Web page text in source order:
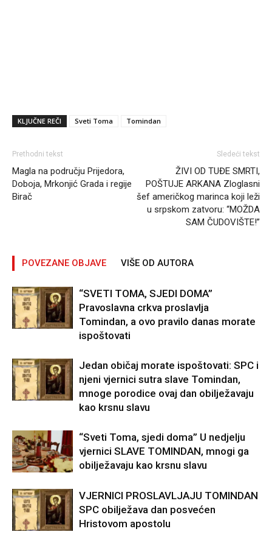
KLJUČNE REČI Sveti Toma Tomindan
Prethodni tekst
Magla na području Prijedora,
Doboja, Mrkonjić Grada i regije
Birač
Sledeći tekst
ŽIVI OD TUĐE SMRTI,
POŠTUJE ARKANA Zloglasni
šef američkog marinca koji leži
u srpskom zatvoru: “MOŽDA
SAM ČUDOVIŠTE!”
POVEZANE OBJAVE VIŠE OD AUTORA
“SVETI TOMA, SJEDI DOMA”
Pravoslavna crkva proslavlja
Tomindan, a ovo pravilo danas morate
ispoštovati
Jedan običaj morate ispoštovati: SPC i
njeni vjernici sutra slave Tomindan,
mnoge porodice ovaj dan obilježavaju
kao krsnu slavu
“Sveti Toma, sjedi doma” U nedjelju
vjernici SLAVE TOMINDAN, mnogi ga
obilježavaju kao krsnu slavu
VJERNICI PROSLAVLJAJU TOMINDAN
SPC obilježava dan posvećen
Hristovom apostolu